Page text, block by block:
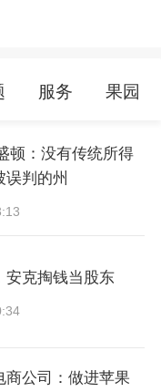
测评，早已被
店铺风控审核，
服务 果园
顿：没有传统所得
判的州
安克掏钱当股东
商公司：做进苹果